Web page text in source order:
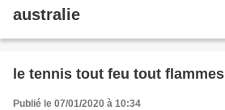
australie
le tennis tout feu tout flammes
Publié le 07/01/2020 à 10:34